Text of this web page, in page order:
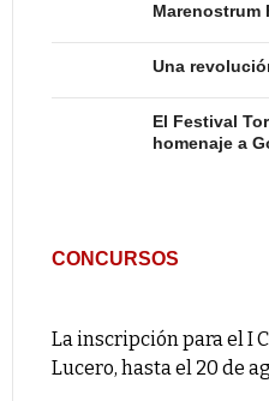
Marenostrum
Una
El Festival
homenaje a
CONCURSOS
La inscripción para el I
Lucero, hasta el 20 de